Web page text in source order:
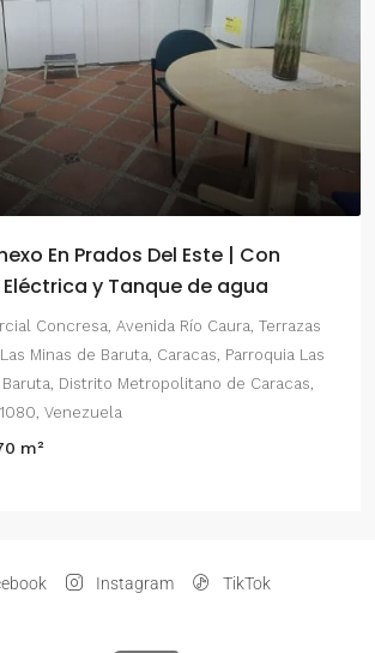
En Prados Del Este | Con
y Tanque de agua
Concresa, Avenida Río Caura, Terrazas
Minas de Baruta, Caracas, Parroquia Las
Distrito Metropolitano de Caracas,
Venezuela
m²
Instagram TikTok